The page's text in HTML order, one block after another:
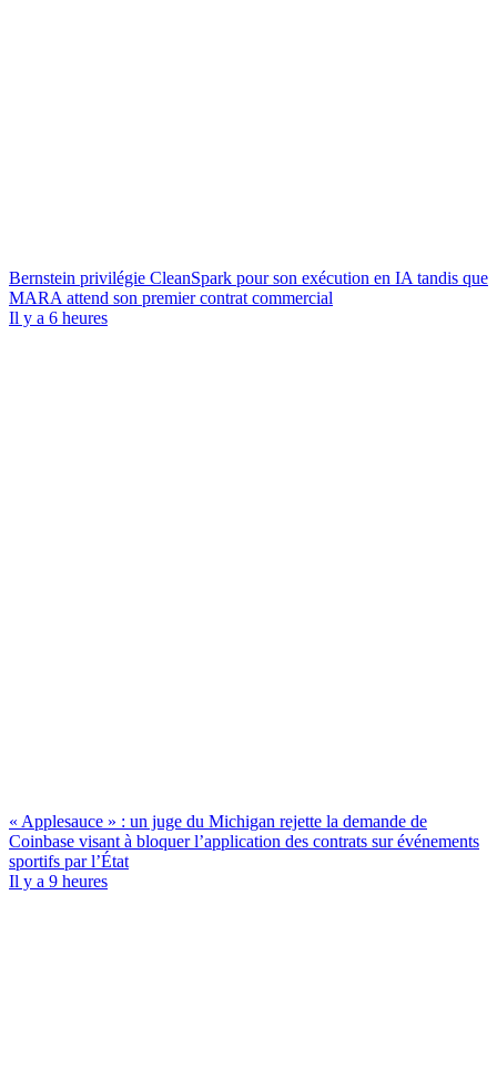
Bernstein privilégie CleanSpark pour son exécution en IA tandis que
MARA attend son premier contrat commercial
Il y a 6 heures
« Applesauce » : un juge du Michigan rejette la demande de
Coinbase visant à bloquer l’application des contrats sur événements
sportifs par l’État
Il y a 9 heures